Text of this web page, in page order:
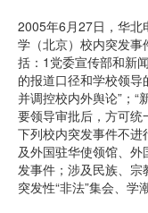
2005年6月27日，华北
学（北京）校内突发
括：1党委宣传部和新
的报道口径和学校领
并调控校内外舆论”；“
要领导审批后，方可统
下列校内突发事件不
及外国驻华使领馆、
发事件；涉及民族、宗
突发性“非法”集会、学